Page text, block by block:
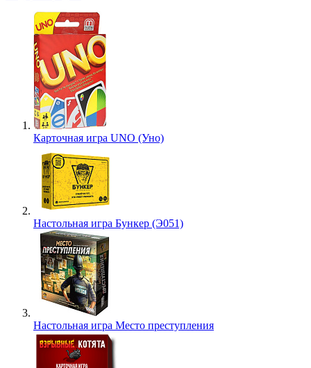
Карточная игра UNO (Уно)
Настольная игра Бункер (Э051)
Настольная игра Место преступления